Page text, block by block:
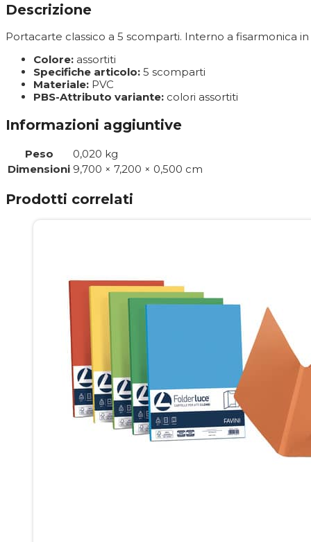
Descrizione
Portacarte classico a 5 scomparti. Interno a fisarmonica
Colore: assortiti
Specifiche articolo: 5 scomparti
Materiale: PVC
PBS-Attributo variante: colori assortiti
Informazioni aggiuntive
Peso
0,020 kg
Dimensioni 9,700 × 7,200 × 0,500 cm
Prodotti correlati